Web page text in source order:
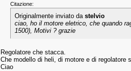
Citazione:
Originalmente inviato da stelvio
ciao, ho il motore eletrico, che quando
1500), Motivi ? grazie
Regolatore che stacca.
Che modello di heli, di motore e di regolatore
Ciao